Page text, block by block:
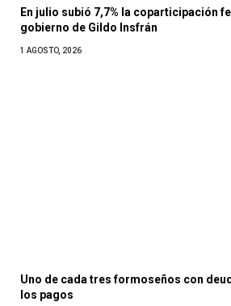
En julio subió 7,7% la coparticipación
gobierno de Gildo Insfrán
1 AGOSTO, 2026
Uno de cada tres formoseños con
los pagos